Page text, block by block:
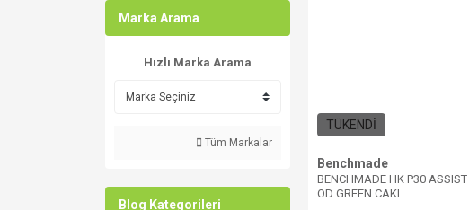
Marka Arama
Hızlı Marka Arama
Tüm Markalar
Blog Kategorileri
TÜKENDİ
Benchmade
BENCHMADE HK P30 ASSIST
OD GREEN CAKI